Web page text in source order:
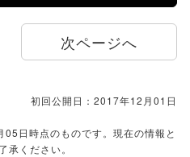
次ページへ
初回公開日：2017年12月01日
日時点のものです。現在の情報と
承ください。